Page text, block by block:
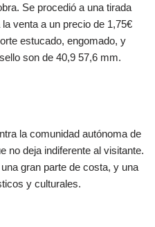
Se procedió a una tirada
venta a un precio de 1,75€
estucado, engomado, y
son de 40,9 57,6 mm.
la comunidad autónoma de
no deja indiferente al visitante.
gran parte de costa, y una
y culturales.